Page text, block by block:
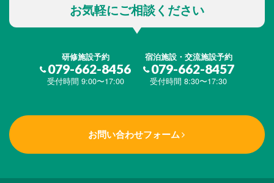
お気軽にご相談ください
研修施設予約
079-662-8456
受付時間 9:00〜17:00
宿泊施設・交流施設予約
079-662-8457
受付時間 8:30〜17:30
お問い合わせフォーム